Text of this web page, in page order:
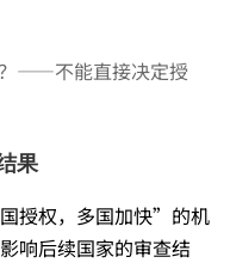
？——不能直接决定授
果
授权，多国加快”的机
响后续国家的审查结